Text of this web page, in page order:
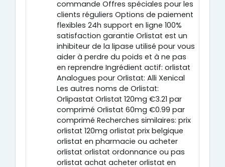
commande Offres spéciales pour les
clients réguliers Options de paiement
flexibles 24h support en ligne 100%
satisfaction garantie Orlistat est un
inhibiteur de la lipase utilisé pour vous
aider à perdre du poids et à ne pas
en reprendre Ingrédient actif: orlistat
Analogues pour Orlistat: Alli Xenical
Les autres noms de Orlistat:
Orlipastat Orlistat 120mg €3.21 par
comprimé Orlistat 60mg €0.99 par
comprimé Recherches similaires: prix
orlistat 120mg orlistat prix belgique
orlistat en pharmacie ou acheter
orlistat orlistat ordonnance ou pas
orlistat achat acheter orlistat en